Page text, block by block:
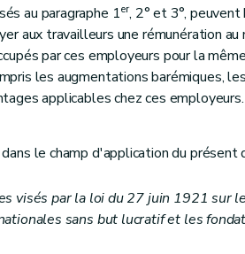
au paragraphe 1er, 2° et 3°,
aux travailleurs une rémunération
par ces employeurs pour la
les augmentations barémiques,
applicables chez ces employeurs.
le champ d'application du
visés par la loi du 27 juin 1921 sur
sans but lucratif et les